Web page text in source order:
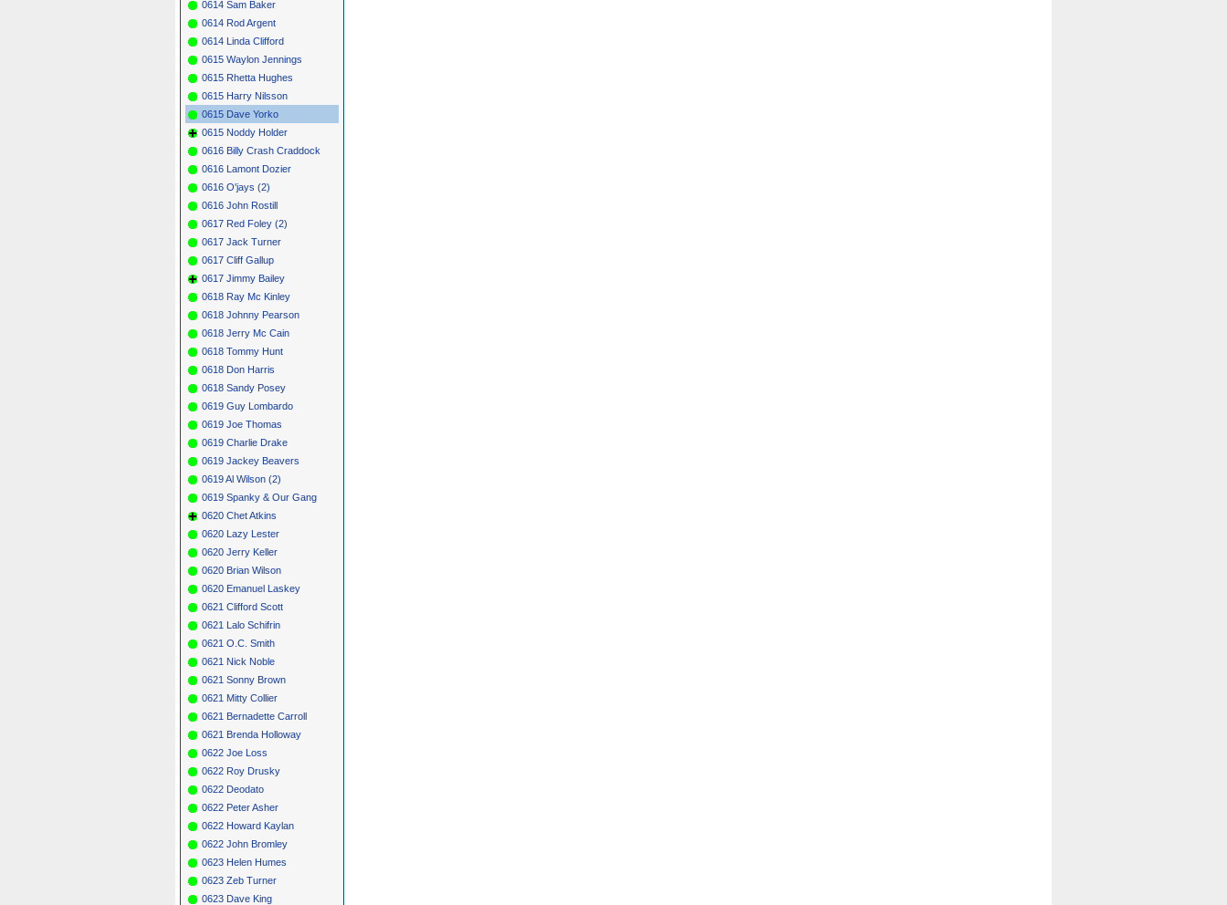
0614 Sam Baker
0614 Rod Argent
0614 Linda Clifford
0615 Waylon Jennings
0615 Rhetta Hughes
0615 Harry Nilsson
0615 Dave Yorko
0615 Noddy Holder
0616 Billy Crash Craddock
0616 Lamont Dozier
0616 O'jays (2)
0616 John Rostill
0617 Red Foley (2)
0617 Jack Turner
0617 Cliff Gallup
0617 Jimmy Bailey
0618 Ray Mc Kinley
0618 Johnny Pearson
0618 Jerry Mc Cain
0618 Tommy Hunt
0618 Don Harris
0618 Sandy Posey
0619 Guy Lombardo
0619 Joe Thomas
0619 Charlie Drake
0619 Jackey Beavers
0619 Al Wilson (2)
0619 Spanky & Our Gang
0620 Chet Atkins
0620 Lazy Lester
0620 Jerry Keller
0620 Brian Wilson
0620 Emanuel Laskey
0621 Clifford Scott
0621 Lalo Schifrin
0621 O.C. Smith
0621 Nick Noble
0621 Sonny Brown
0621 Mitty Collier
0621 Bernadette Carroll
0621 Brenda Holloway
0622 Joe Loss
0622 Roy Drusky
0622 Deodato
0622 Peter Asher
0622 Howard Kaylan
0622 John Bromley
0623 Helen Humes
0623 Zeb Turner
0623 Dave King